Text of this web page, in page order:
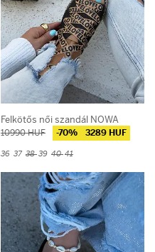
Felkötős női szandál NOWA
10990 HUF -70% 3289 HUF
36 37 3839 4041